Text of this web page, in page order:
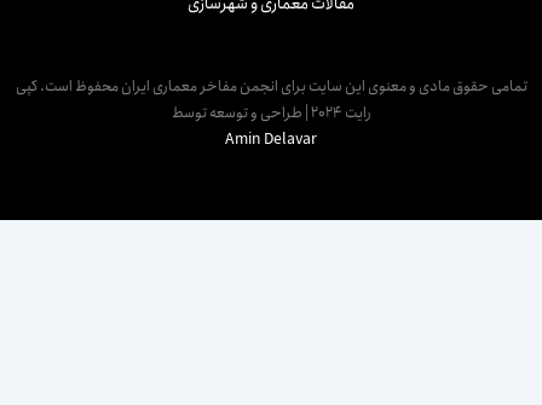
حقوق مادی و معنوی این سایت برای انجمن مفاخر معماری ایران محفوظ است. کپی
رایت 2024 | طراحی و توسعه توسط
Amin Delavar